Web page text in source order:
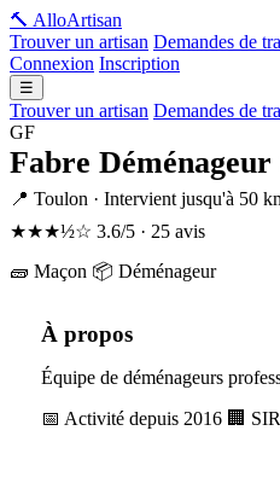
🔨 AlloArtisan
Trouver un artisan Demandes de
Connexion Inscription
☰
Trouver un artisan Demandes de
GF
Fabre Déménageur
📍 Toulon · Intervient jusqu'à 50
★★★½☆ 3.6/5 · 25 avis
🧱 Maçon 📦 Déménageur
À propos
Équipe de déménageurs
📅 Activité depuis 2016 🏢